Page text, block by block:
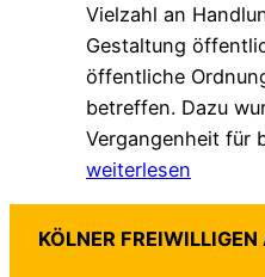
Vielzahl an
Gestaltung
öffentliche
betreffen. Dazu
Vergangenheit für
weiterlesen
KÖLNER FREIWILLIGEN